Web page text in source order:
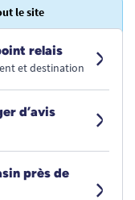
le site
relais
et destination
d’avis
près de